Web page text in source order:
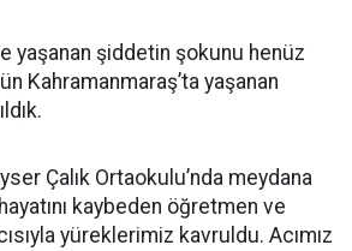
yaşanan şiddetin şokunu henüz
Kahramanmaraş’ta yaşanan
Çalık Ortaokulu’nda meydana
kaybeden öğretmen ve
yüreklerimiz kavruldu. Acımız